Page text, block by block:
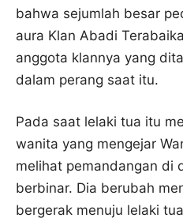
bahwa sejumlah besar
aura Klan Abadi
anggota klannya yang
dalam perang saat itu.
Pada saat lelaki tua itu
wanita yang mengejar
melihat pemandangan di
berbinar. Dia berubah
bergerak menuju lelaki